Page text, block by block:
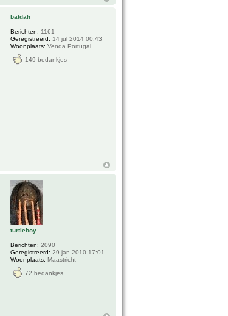
batdah
Berichten: 1161
Geregistreerd: 14 jul 2014 00:43
Woonplaats: Venda Portugal
149 bedankjes
turtleboy
Berichten: 2090
Geregistreerd: 29 jan 2010 17:01
Woonplaats: Maastricht
72 bedankjes